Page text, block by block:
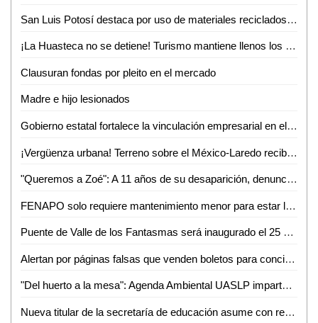
San Luis Potosí destaca por uso de materiales reciclados en procesos productivos: INEGI
¡La Huasteca no se detiene! Turismo mantiene llenos los parajes y alista otro verano inolvidable
Clausuran fondas por pleito en el mercado
Madre e hijo lesionados
Gobierno estatal fortalece la vinculación empresarial en el bajío
¡Vergüenza urbana! Terreno sobre el México-Laredo recibe basura a plena vista de todos
"Queremos a Zoé": A 11 años de su desaparición, denuncian omisiones y olvido en el caso
FENAPO solo requiere mantenimiento menor para estar lista en agosto: Seduvop
Puente de Valle de los Fantasmas será inaugurado el 25 de julio previo a la FENAPO 2026
Alertan por páginas falsas que venden boletos para conciertos de la FENAPO
"Del huerto a la mesa": Agenda Ambiental UASLP imparte talleres de sustentabilidad y alimentación consciente
Nueva titular de la secretaría de educación asume con responsabilidad y compromiso